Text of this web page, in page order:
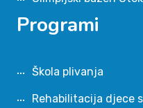
Programi
Škola plivanja
Rehabilitacija djece